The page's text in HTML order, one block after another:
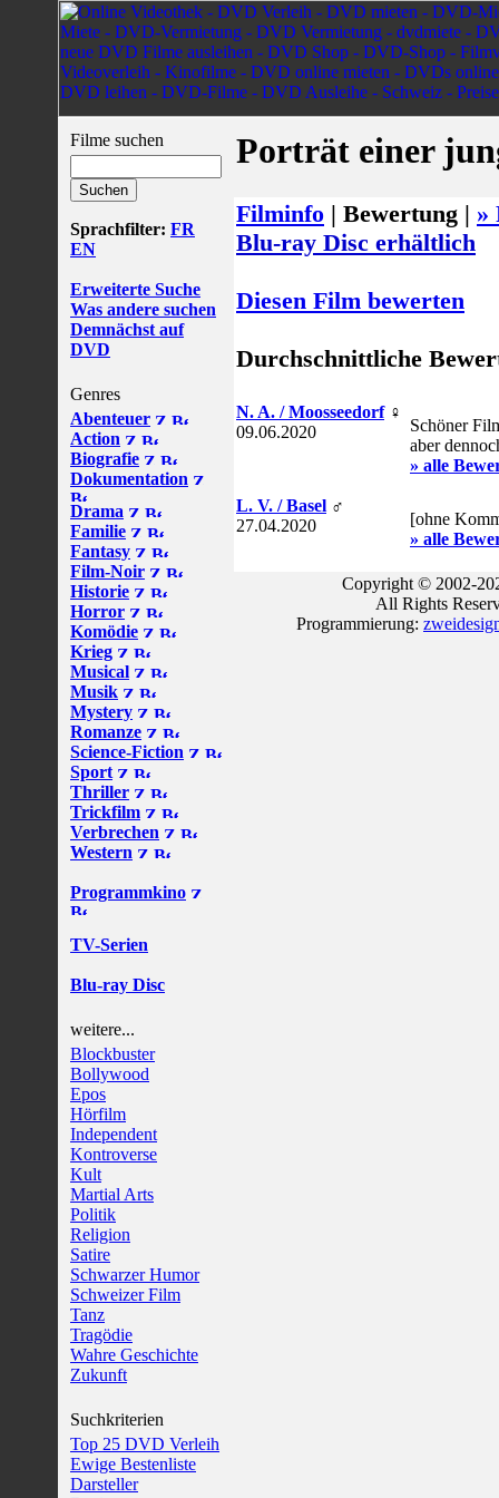
Filme suchen
Sprachfilter: FR
EN
Erweiterte Suche
Was andere suchen
Demnächst auf
DVD
Genres
Abenteuer
Action
Biografie
Dokumentation
Drama
Familie
Fantasy
Film-Noir
Historie
Horror
Komödie
Krieg
Musical
Musik
Mystery
Romanze
Science-Fiction
Sport
Thriller
Trickfilm
Verbrechen
Western
Programmkino
TV-Serien
Blu-ray Disc
weitere...
Blockbuster
Bollywood
Epos
Hörfilm
Independent
Kontroverse
Kult
Martial Arts
Politik
Religion
Satire
Schwarzer Humor
Schweizer Film
Tanz
Tragödie
Wahre Geschichte
Zukunft
Suchkriterien
Top 25 DVD Verleih
Ewige Bestenliste
Darsteller
Porträt einer
Filminfo | Bewertung | »
Blu-ray Disc erhältlich
Diesen Film bewerten
Durchschnittliche
N. A. / Moosseedorf♀
09.06.2020
Schöner
aber
» alle
L. V. / Basel ♂
27.04.2020
[ohne
» alle
Copyright © 2002-
All Rights
Programmierung: